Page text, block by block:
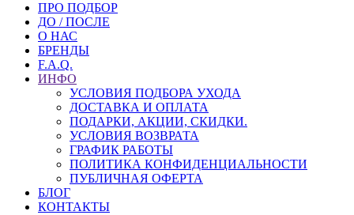
ПРО ПОДБОР
ДО / ПОСЛЕ
О НАС
БРЕНДЫ
F.A.Q.
ИНФО
УСЛОВИЯ ПОДБОРА УХОДА
ДОСТАВКА И ОПЛАТА
ПОДАРКИ, АКЦИИ, СКИДКИ.
УСЛОВИЯ ВОЗВРАТА
ГРАФИК РАБОТЫ
ПОЛИТИКА КОНФИДЕНЦИАЛЬНОСТИ
ПУБЛИЧНАЯ ОФЕРТА
БЛОГ
КОНТАКТЫ